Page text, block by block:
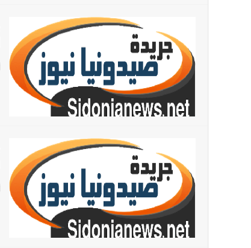
تستمر هذه المعاناة التي تمزق القلوب والضمائر؟